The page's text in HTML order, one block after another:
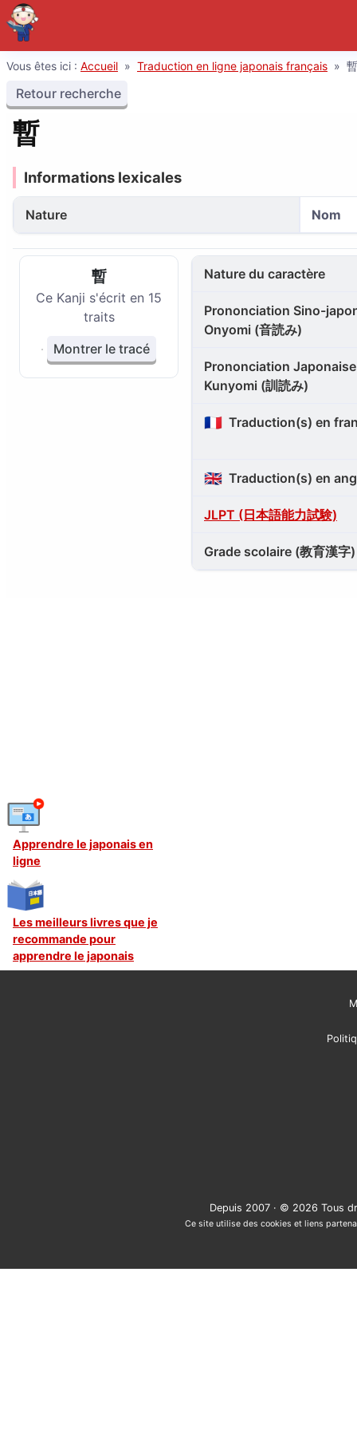
Vous êtes ici : Accueil » Traduction en ligne japonais français » 暫
Retour recherche
暫
Informations lexicales
Nature Nom
暫
Ce Kanji s'écrit en 15
traits
Montrer le tracé
Nature du caractère
Prononciation Sino-
Onyomi (音読み)
Prononciation
Kunyomi (訓読み)
🇫🇷 Traduction(s) en
🇬🇧 Traduction(s) en
JLPT (日本語能力試験)
Grade scolaire (教育漢字)
Apprendre le japonais en
ligne
Les meilleurs livres que je
recommande pour
apprendre le japonais
Depuis 2007 · © 2026 Tous
Ce site utilise des cookies et liens